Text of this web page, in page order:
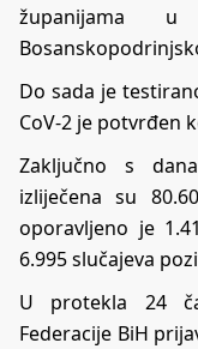
županijama
Do sada je
CoV-2 je potvrđen
Zaključno s
izliječena su
oporavljeno je
6.995 slučajeva
U protekla 24
Federacije BiH